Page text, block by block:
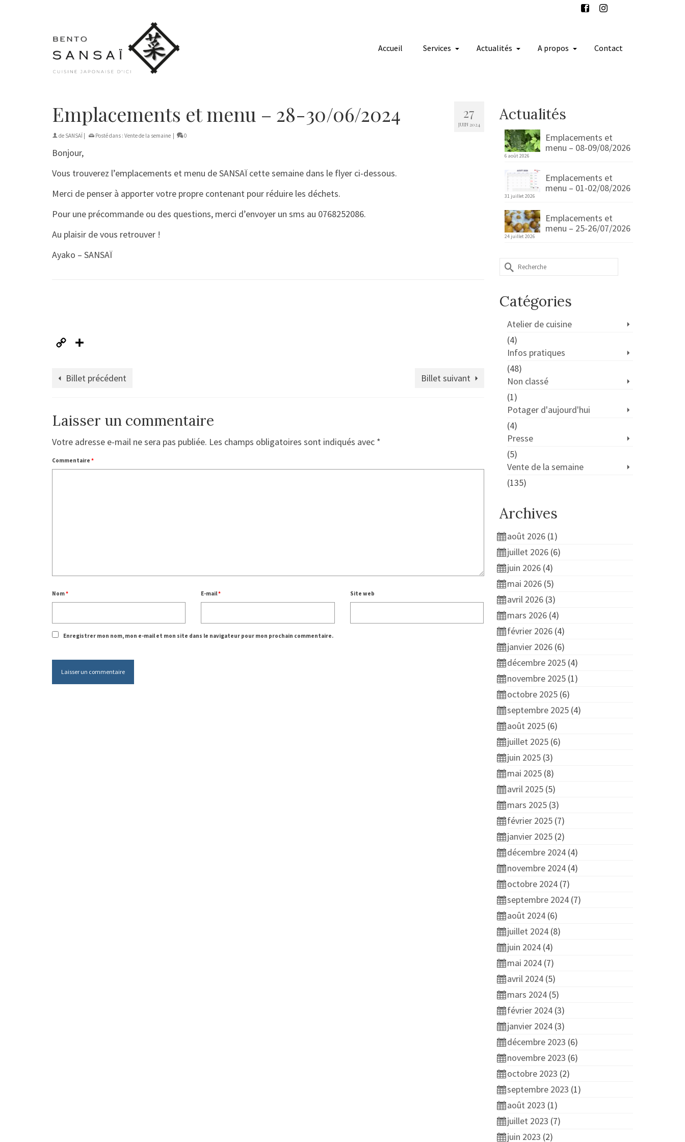
Accueil Services Actualités A propos Contact
27
JUIN 2024
Emplacements et menu – 28-30/06/2024
de SANSAÏ Posté dans : Vente de la semaine 0
Bonjour,
Vous trouverez l’emplacements et menu de SANSAÏ cette semaine dans le flyer ci-dessous.
Merci de penser à apporter votre propre contenant pour réduire les déchets.
Pour une précommande ou des questions, merci d’envoyer un sms au 0768252086.
Au plaisir de vous retrouver !
Ayako – SANSAÏ
Copy
Billet précédent Billet suivant
Laisser un commentaire
Votre adresse e-mail ne sera pas publiée. Les champs obligatoires sont indiqués avec *
Commentaire *
Nom* E-mail* Site web
Enregistrer mon nom, mon e-mail et mon site dans le navigateur pour mon prochain commentaire.
Actualités
Emplacements et
menu – 08-09/08/2026
6 août 2026
Emplacements et
menu – 01-02/08/2026
31 juillet 2026
Emplacements et
menu – 25-26/07/2026
24 juillet 2026
Rechercher :
Catégories
Atelier de cuisine
(4)
Infos pratiques
(48)
Non classé
(1)
Potager d'aujourd'hui
(4)
Presse
(5)
Vente de la semaine
(135)
Archives
août 2026(1)
juillet 2026(6)
juin 2026(4)
mai 2026(5)
avril 2026(3)
mars 2026(4)
février 2026(4)
janvier 2026(6)
décembre 2025(4)
novembre 2025(1)
octobre 2025(6)
septembre 2025(4)
août 2025(6)
juillet 2025(6)
juin 2025(3)
mai 2025(8)
avril 2025(5)
mars 2025(3)
février 2025(7)
janvier 2025(2)
décembre 2024(4)
novembre 2024(4)
octobre 2024(7)
septembre 2024(7)
août 2024(6)
juillet 2024(8)
juin 2024(4)
mai 2024(7)
avril 2024(5)
mars 2024(5)
février 2024(3)
janvier 2024(3)
décembre 2023 (6)
novembre 2023 (6)
octobre 2023 (2)
septembre 2023 (1)
août 2023 (1)
juillet 2023 (7)
juin 2023 (2)